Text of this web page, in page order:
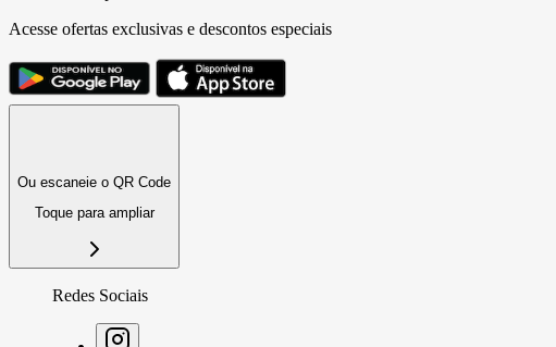
Acesse ofertas exclusivas e descontos especiais
Ou escaneie o QR Code
Toque para ampliar
Redes Sociais